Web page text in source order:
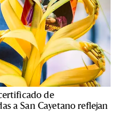
de
a San Cayetano reflejan